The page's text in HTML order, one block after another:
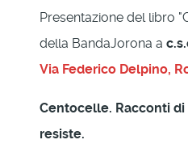
Presentazione del libro
della BandaJorona a
Via Federico Delpino,
Centocelle. Racconti
resiste.